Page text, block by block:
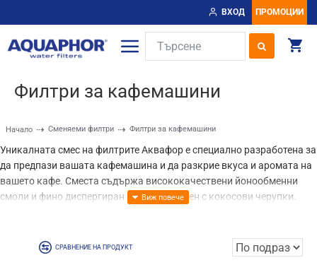
ВХОД ПРОМОЦИИ
Начало Сменяеми филтри Филтри за кафемашини
Филтри за кафемашини
Уникалната смес на филтрите Аквафор е специално разработена за
да предпази вашата кафемашина и да разкрие вкуса и аромата на
вашето кафе. Сместа съдържа висококачествени йонообменни
смоли и фино диспергиран активен въглен с кокосови черупки.
СРАВНЕНИЕ НА ПРОДУКТ